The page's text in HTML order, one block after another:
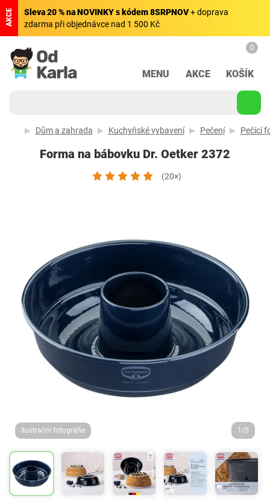
AKCE Sleva 20 % na NOVINKY s kódem 8SRPNOV+ doprava
zdarma při objednávce nad 1 500 Kč
MENU AKCE
0
KOŠÍK
Dům a zahrada Kuchyňské vybavení Pečení Pečící
Forma na bábovku Dr. Oetker 2372
(20×)
Ilustrační fotografie 1/5